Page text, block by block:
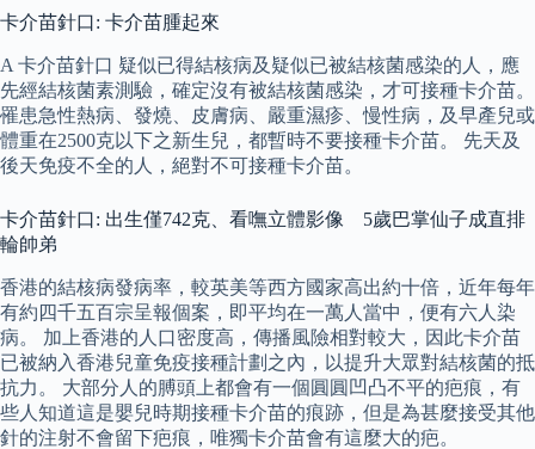
卡介苗針口: 卡介苗腫起來
A 卡介苗針口 疑似已得結核病及疑似已被結核菌感染的人，應
先經結核菌素測驗，確定沒有被結核菌感染，才可接種卡介苗。
罹患急性熱病、發燒、皮膚病、嚴重濕疹、慢性病，及早產兒或
體重在2500克以下之新生兒，都暫時不要接種卡介苗。 先天及
後天免疫不全的人，絕對不可接種卡介苗。
卡介苗針口: 出生僅742克、看嘸立體影像 5歲巴掌仙子成直排
輪帥弟
香港的結核病發病率，較英美等西方國家高出約十倍，近年每年
有約四千五百宗呈報個案，即平均在一萬人當中，便有六人染
病。 加上香港的人口密度高，傳播風險相對較大，因此卡介苗
已被納入香港兒童免疫接種計劃之內，以提升大眾對結核菌的抵
抗力。 大部分人的膊頭上都會有一個圓圓凹凸不平的疤痕，有
些人知道這是嬰兒時期接種卡介苗的痕跡，但是為甚麼接受其他
針的注射不會留下疤痕，唯獨卡介苗會有這麼大的疤。